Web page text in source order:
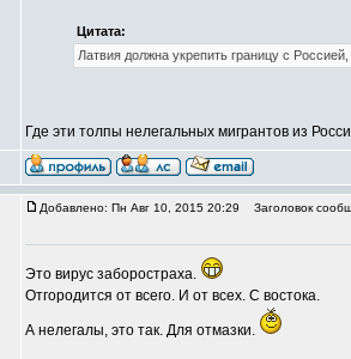
Цитата:
Латвия должна укрепить границу с
Где эти толпы нелегальных мигрантов из
Добавлено: Пн Авг 10, 2015 20:29 Заголовок
Это вирус заборостраха.
Отгородится от всего. И от всех. С востока.
А нелегалы, это так. Для отмазки.